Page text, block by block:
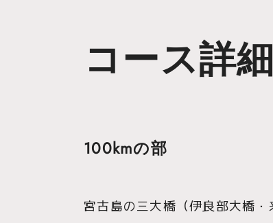
コース詳
100kmの部
宮古島の三大橋（伊良部大橋